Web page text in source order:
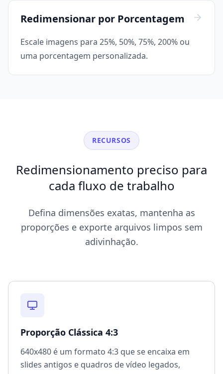
Redimensionar por Porcentagem
Escale imagens para 25%, 50%, 75%, 200% ou
uma porcentagem personalizada.
RECURSOS
Redimensionamento preciso para
cada fluxo de trabalho
Defina dimensões exatas, mantenha as
proporções e exporte arquivos limpos sem
adivinhação.
Proporção Clássica 4:3
640x480 é um formato 4:3 que se encaixa em
slides antigos e quadros de vídeo legados,